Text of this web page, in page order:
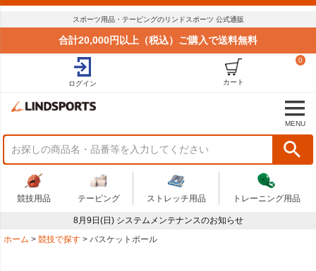
スポーツ用品・テーピングのリンドスポーツ 公式通販
合計20,000円以上（税込）ご購入で送料無料
ログイン
0
カート
MENU
競技用品 テーピング ストレッチ用品 トレーニング用品
8月9日(日) システムメンテナンスのお知らせ
ホーム
競技で探す バスケットボール